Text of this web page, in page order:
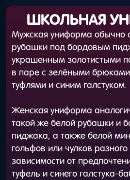
ШКОЛЬНАЯ
Мужская униформа обычно
рубашки под бордовым
украшенным золотистыми
в паре с зелёными
туфлями и синим галстуком.
Женская униформа
такой же белой рубашки и
пиджака, а также белой
гольфов или чулков
зависимости от
туфель и синего галстука-